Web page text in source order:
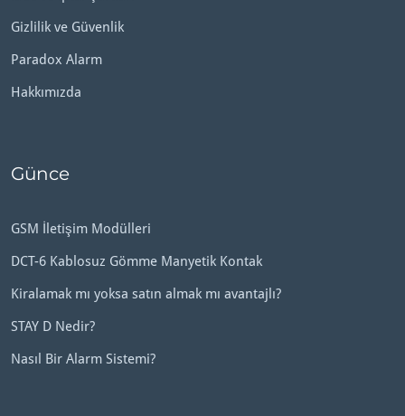
Gizlilik ve Güvenlik
Paradox Alarm
Hakkımızda
Günce
GSM İletişim Modülleri
DCT-6 Kablosuz Gömme Manyetik Kontak
Kiralamak mı yoksa satın almak mı avantajlı?
STAY D Nedir?
Nasıl Bir Alarm Sistemi?